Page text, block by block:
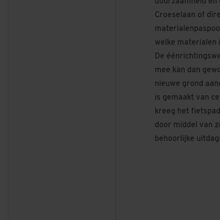
Croeselaan of
welke materialen
De
mee kan dan
nieuwe grond
is gemaakt van
kreeg het
door middel van
behoorlijke